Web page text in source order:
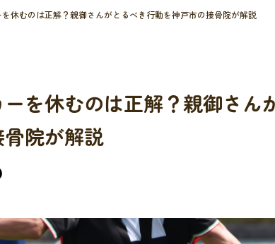
休むのは正解？親御さんがとるべき行動を神戸市の接骨院が解説
を休むのは正解？親御さん
院が解説